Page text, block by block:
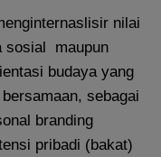
nilai
sosial maupun
budaya yang
sebagai
branding
pribadi (bakat)